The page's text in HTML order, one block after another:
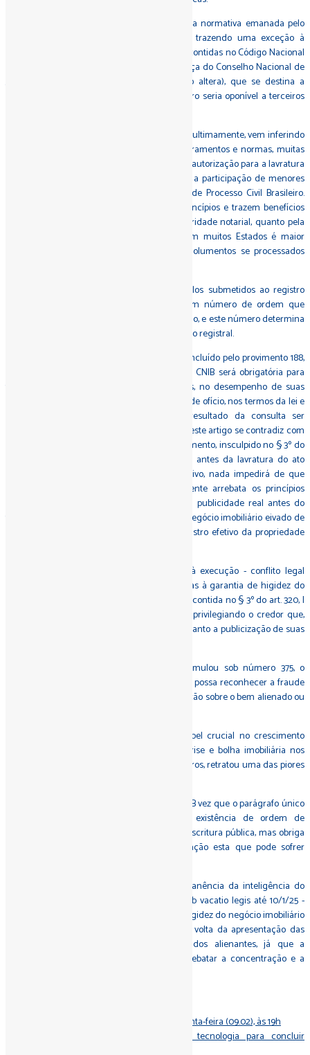
Como poderia o regramento contido em uma normativa emanada pelo
CNJ arrebatar o princípio da concentração, trazendo uma exceção à
prioridade do protocolo registral? As normas contidas no Código Nacional
de Normas da Corregedoria Nacional de Justiça do Conselho Nacional de
Justiça - Foro Extrajudicial (o prov. 188/24 o altera), que se destina a
regulamenta os serviços notariais e de registro seria oponível a terceiros
O CNJ, por diversos provimentos e resoluções, ultimamente, vem inferindo
na atividade notarial e registral trazendo regramentos e normas, muitas
vezes, contrárias à legislação, veja-se a recém autorização para a lavratura
de inventários e divórcios extrajudiciais com a participação de menores
e/ou incapazes, o que é defeso no Código de Processo Civil Brasileiro.
Entretanto, tais modificações não alteram princípios e trazem benefícios
aos usuários, tanto quanto à opção pela celeridade notarial, quanto pela
economia nos custos de tramitação, que em muitos Estados é maior
quando tramitam pelo Judiciário que os emolumentos se processados
O princípio da prioridade impõe que os títulos submetidos ao registro
imobiliário tomarão, no livro 1 (protocolo), um número de ordem que
obedecerá rigorosa sequência de apresentação, e este número determina
a preferência dos direitos objeto da qualificação registral.
O Art. 320-F do Código Nacional de Normas, incluído pelo provimento 188,
regra que a consulta ao banco de dados da CNIB será obrigatória para
todos os notários e registradores de imóveis, no desempenho de suas
atividades, bem como para a prática dos atos de ofício, nos termos da lei e
das normas regulamentares, devendo o resultado da consulta ser
consignado no ato notarial. A regra contida neste artigo se contradiz com
o que denominamos de princípio do arrebatamento, insculpido no § 3º do
art. 320, I, ora, se o notário consultar a CNIB antes da lavratura do ato
notarial, consignando o seu resultado negativo, nada impedirá de que
uma ordem de indisponibilidade superveniente arrebata os princípios
concentração e da prioridade, alcançando a publicidade real antes do
título em tramitação de registro, tornando o negócio imobiliário eivado de
incertezas e de insídia ao adquirente. O registro efetivo da propriedade
Não se trata, aqui, de incentivo de fraude à execução - conflito legal
previsto no inciso IV, do art. 792, do CPC - mas à garantia de higidez do
negócio imobiliário ao adquirente. A regência contida no § 3º do art. 320, I
do CNN/CNJ traz insegurança ao adquirente privilegiando o credor que,
eventualmente, foi indiligente ou desidioso quanto a publicização de suas
Necessário, lembrar, contudo, que o STJ sumulou sob número 375, o
entendimento jurisprudencial, de que para se possa reconhecer a fraude
à execução, dependerá do registro da constrição sobre o bem alienado ou
O mercado imobiliário desempenha um papel crucial no crescimento
econômico e social de um país, veja-se a crise e bolha imobiliária nos
Estados Unidos em 2008 que, por motivos outros, retratou uma das piores
Em nada adianta a consulta antecipada à CNIB vez que o parágrafo único
do art. 320-F do CNN normatiza que a existência de ordem de
indisponibilidade não impede a lavratura de escritura pública, mas obriga
que as partes sejam cientificadas, cientificação esta que pode sofrer
Diante desses raciocínios, na eventual permanência da inteligência do
contido no provimento 188 do CNJ - ainda sob vacatio legis até 10/1/25 -
logo, pendente de eficácia até então, para a higidez do negócio imobiliário
e da correta instrução notarial, imperativa a volta da apresentação das
certidões pessoais em nome e cadastro dos alienantes, já que a
indisponibilidade de bens terá o condão arrebatar a concentração e a
Implementação da CNIB 2.0 começa nesta quinta-feira (09.02), às 19h
Quase mil cartórios imobiliários recebem tecnologia para concluir